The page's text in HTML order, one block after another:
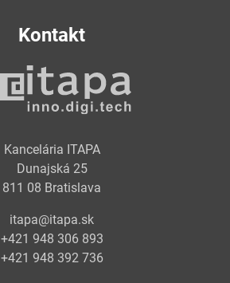
Kontakt
Kancelária ITAPA
Dunajská 25
811 08 Bratislava
itapa@itapa.sk
+421 948 306 893
+421 948 392 736